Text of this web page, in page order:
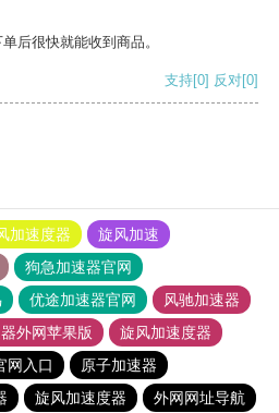
后很快就能收到商品。
支持[0] 反对[0]
加速度器
旋风加速
狗急加速器官网
优途加速器官网
风驰加速器
外网苹果版
旋风加速度器
网入口
原子加速器
旋风加速度器 外网网址导航